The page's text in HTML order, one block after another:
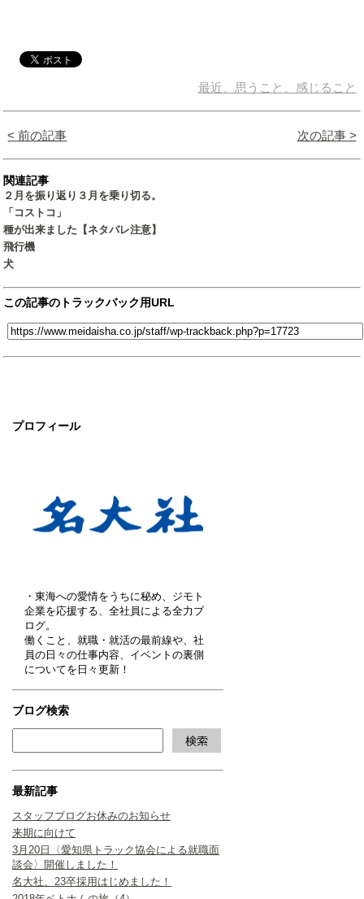
プロフィール
・東海への愛情をうちに秘め、ジモト
企業を応援する、全社員による全力ブ
ログ。
働くこと、就職・就活の最前線や、社
員の日々の仕事内容、イベントの裏側
についてを日々更新！
ブログ検索
最新記事
スタッフブログお休みのお知らせ
来期に向けて
3月20日〈愛知県トラック協会による就職面
談会〉開催しました！
名大社、23卒採用はじめました！
最近、思うこと、感じること
< 前の記事 次の記事 >
関連記事
２月を振り返り３月を乗り切る。
「コストコ」
種が出来ました【ネタバレ注意】
飛行機
犬
この記事のトラックバック用URL